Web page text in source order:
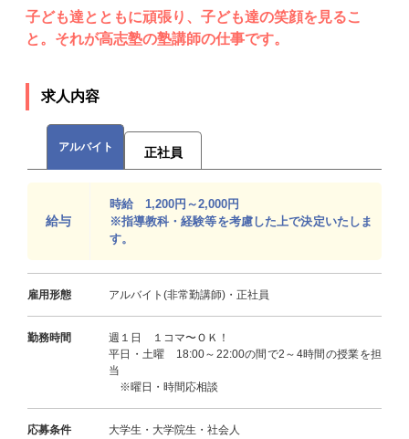
子ども達とともに頑張り、子ども達の笑顔を見るこ
と。それが高志塾の塾講師の仕事です。
求人内容
アルバイト 正社員
給与
時給 1,200円～2,000円
※指導教科・経験等を考慮した上で決定いたしま
す。
雇用形態 アルバイト(非常勤講師)・正社員
勤務時間
週１日 １コマ〜ＯＫ！
平日・土曜 18:00～22:00の間で2～4時間の授業を担
当
※曜日・時間応相談
応募条件
大学生・大学院生・社会人